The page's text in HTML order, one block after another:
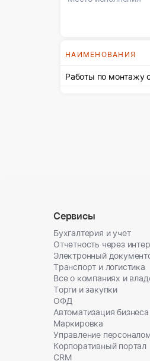
НАИМЕНОВАНИЯ
Работы по монтажу
Сервисы
Бухгалтерия и учет
Отчетность через
Электронный
Транспорт и логистика
Все о компаниях и
Торги и закупки
ОФД
Автоматизация бизнеса
Маркировка
Управление
Корпоративный портал
CRM